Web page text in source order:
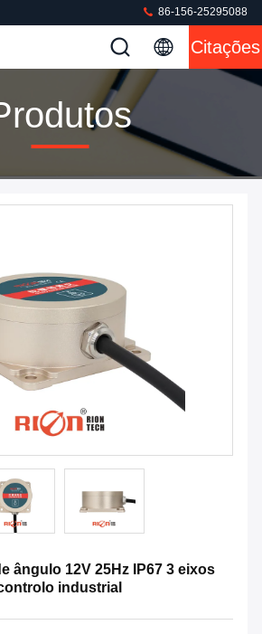
86-156-25295088
Citações
ângulo 12V 25Hz IP67 3 eixos
industrial